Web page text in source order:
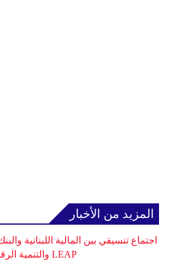
المزيد من الأخبار
اجتماع تنسيقي بين المالية اللبنانية
LEAP والتنمية الرقمية